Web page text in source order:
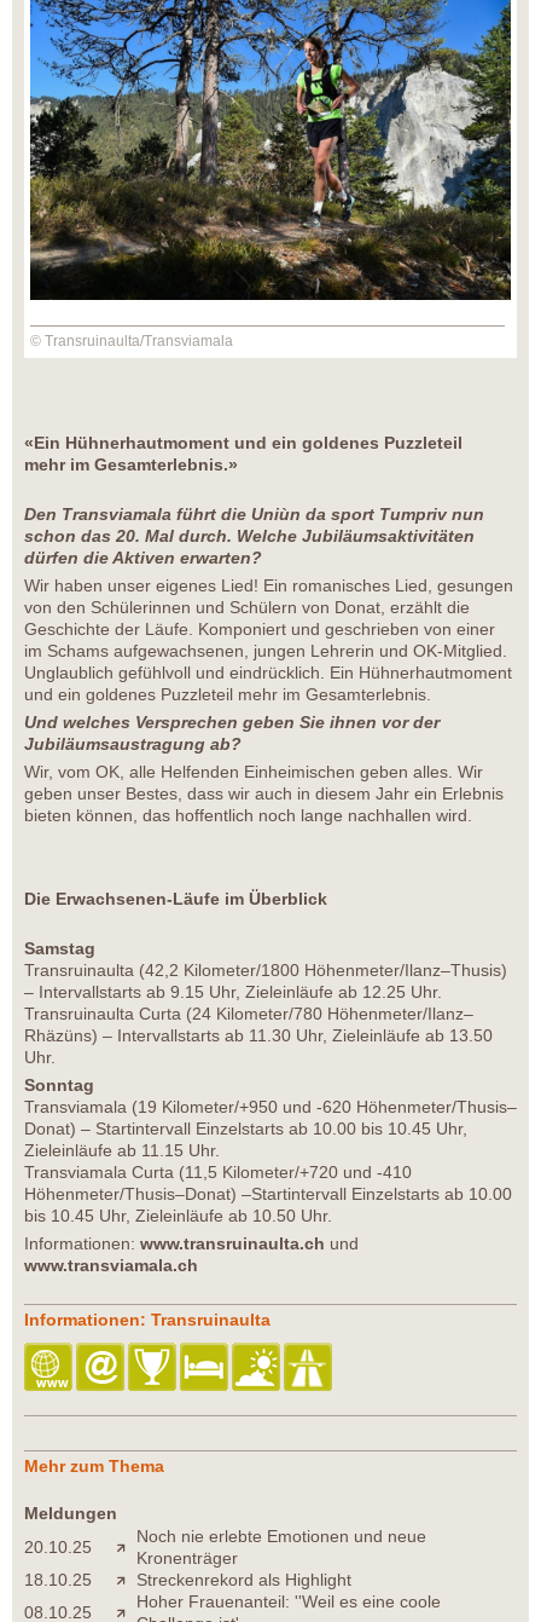
© Transruinaulta/Transviamala
«Ein Hühnerhautmoment und ein goldenes Puzzleteil
mehr im Gesamterlebnis.»
Den Transviamala führt die Uniùn da sport Tumpriv nun
schon das 20. Mal durch. Welche Jubiläumsaktivitäten
dürfen die Aktiven erwarten?
Wir haben unser eigenes Lied! Ein romanisches Lied, gesungen
von den Schülerinnen und Schülern von Donat, erzählt die
Geschichte der Läufe. Komponiert und geschrieben von einer
im Schams aufgewachsenen, jungen Lehrerin und OK-Mitglied.
Unglaublich gefühlvoll und eindrücklich. Ein Hühnerhautmoment
und ein goldenes Puzzleteil mehr im Gesamterlebnis.
Und welches Versprechen geben Sie ihnen vor der
Jubiläumsaustragung ab?
Wir, vom OK, alle Helfenden Einheimischen geben alles. Wir
geben unser Bestes, dass wir auch in diesem Jahr ein Erlebnis
bieten können, das hoffentlich noch lange nachhallen wird.
Die Erwachsenen-Läufe im Überblick
Samstag
Transruinaulta (42,2 Kilometer/1800 Höhenmeter/Ilanz–Thusis)
– Intervallstarts ab 9.15 Uhr, Zieleinläufe ab 12.25 Uhr.
Transruinaulta Curta (24 Kilometer/780 Höhenmeter/Ilanz–
Rhäzüns) – Intervallstarts ab 11.30 Uhr, Zieleinläufe ab 13.50
Uhr.
Sonntag
Transviamala (19 Kilometer/+950 und -620 Höhenmeter/Thusis–
Donat) – Startintervall Einzelstarts ab 10.00 bis 10.45 Uhr,
Zieleinläufe ab 11.15 Uhr.
Transviamala Curta (11,5 Kilometer/+720 und -410
Höhenmeter/Thusis–Donat) –Startintervall Einzelstarts ab 10.00
bis 10.45 Uhr, Zieleinläufe ab 10.50 Uhr.
Informationen: www.transruinaulta.ch und
www.transviamala.ch
Informationen: Transruinaulta
Mehr zum Thema
Meldungen
20.10.25
Noch nie erlebte Emotionen und neue
Kronenträger
18.10.25
Streckenrekord als Highlight
08.10.25
Hoher Frauenanteil: ''Weil es eine coole